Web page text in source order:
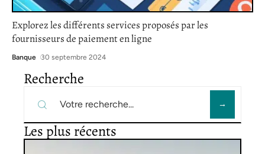
Explorez les différents services proposés par les
fournisseurs de paiement en ligne
Banque 30 septembre 2024
Recherche
Les plus récents